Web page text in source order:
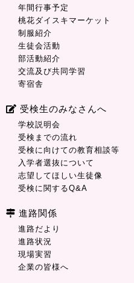
年間行事予定
桃花ダイスキマーケット
制服紹介
生徒会活動
部活動紹介
交流及び共同学習
寄宿舎
受検生のみなさんへ
学校説明会
受検までの流れ
受検に向けての教育相談等
入学者選抜について
志望してほしい生徒像
受検に関するQ&A
進路関係
進路だより
進路状況
現場実習
企業の皆様へ